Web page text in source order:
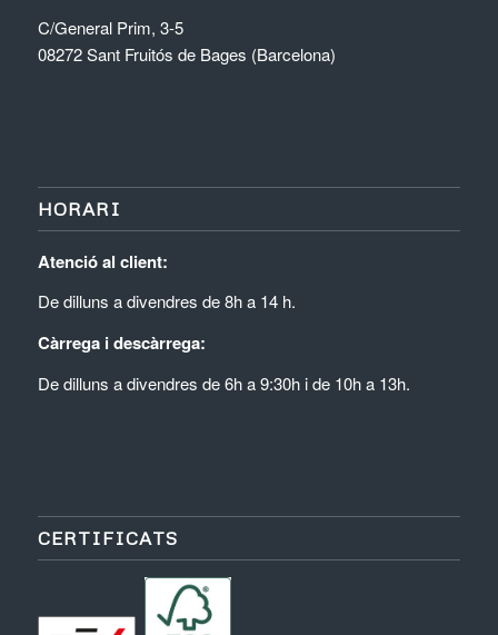
C/General Prim, 3-5
08272 Sant Fruitós de Bages (Barcelona)
HORARI
Atenció al client:
De dilluns a divendres de 8h a 14 h.
Càrrega i descàrrega:
De dilluns a divendres de 6h a 9:30h i de 10h a 13h.
CERTIFICATS